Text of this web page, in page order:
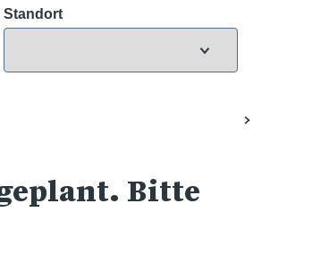
Standort
Bitte